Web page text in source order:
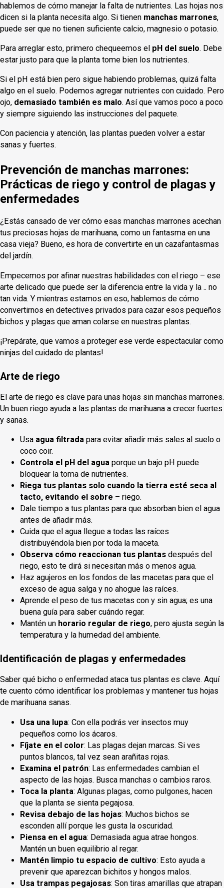
hablemos de cómo manejar la falta de nutrientes. Las hojas nos
dicen si la planta necesita algo. Si tienen manchas marrones,
puede ser que no tienen suficiente calcio, magnesio o potasio.
Para arreglar esto, primero chequeemos el pH del suelo. Debe
estar justo para que la planta tome bien los nutrientes.
Si el pH está bien pero sigue habiendo problemas, quizá falta
algo en el suelo. Podemos agregar nutrientes con cuidado. Pero
ojo, demasiado también es malo. Así que vamos poco a poco
y siempre siguiendo las instrucciones del paquete.
Con paciencia y atención, las plantas pueden volver a estar
sanas y fuertes.
Prevención de manchas marrones:
Prácticas de riego y control de plagas y
enfermedades
¿Estás cansado de ver cómo esas manchas marrones acechan
tus preciosas hojas de marihuana, como un fantasma en una
casa vieja? Bueno, es hora de convertirte en un cazafantasmas
del jardín.
Empecemos por afinar nuestras habilidades con el riego – ese
arte delicado que puede ser la diferencia entre la vida y la .. no
tan vida. Y mientras estamos en eso, hablemos de cómo
convertirnos en detectives privados para cazar esos pequeños
bichos y plagas que aman colarse en nuestras plantas.
¡Prepárate, que vamos a proteger ese verde espectacular como
ninjas del cuidado de plantas!
Arte de riego
El arte de riego es clave para unas hojas sin manchas marrones.
Un buen riego ayuda a las plantas de marihuana a crecer fuertes
y sanas.
Usa agua filtrada para evitar añadir más sales al suelo o
coco coir.
Controla el pH del agua porque un bajo pH puede
bloquear la toma de nutrientes.
Riega tus plantas solo cuando la tierra esté seca al
tacto, evitando el sobre – riego.
Dale tiempo a tus plantas para que absorban bien el agua
antes de añadir más.
Cuida que el agua llegue a todas las raíces
distribuyéndola bien por toda la maceta.
Observa cómo reaccionan tus plantas después del
riego, esto te dirá si necesitan más o menos agua.
Haz agujeros en los fondos de las macetas para que el
exceso de agua salga y no ahogue las raíces.
Aprende el peso de tus macetas con y sin agua; es una
buena guía para saber cuándo regar.
Mantén un horario regular de riego, pero ajusta según la
temperatura y la humedad del ambiente.
Identificación de plagas y enfermedades
Saber qué bicho o enfermedad ataca tus plantas es clave. Aquí
te cuento cómo identificar los problemas y mantener tus hojas
de marihuana sanas.
Usa una lupa: Con ella podrás ver insectos muy
pequeños como los ácaros.
Fíjate en el color: Las plagas dejan marcas. Si ves
puntos blancos, tal vez sean arañitas rojas.
Examina el patrón: Las enfermedades cambian el
aspecto de las hojas. Busca manchas o cambios raros.
Toca la planta: Algunas plagas, como pulgones, hacen
que la planta se sienta pegajosa.
Revisa debajo de las hojas: Muchos bichos se
esconden allí porque les gusta la oscuridad.
Piensa en el agua: Demasiada agua atrae hongos.
Mantén un buen equilibrio al regar.
Mantén limpio tu espacio de cultivo: Esto ayuda a
prevenir que aparezcan bichitos y hongos malos.
Usa trampas pegajosas: Son tiras amarillas que atrapan